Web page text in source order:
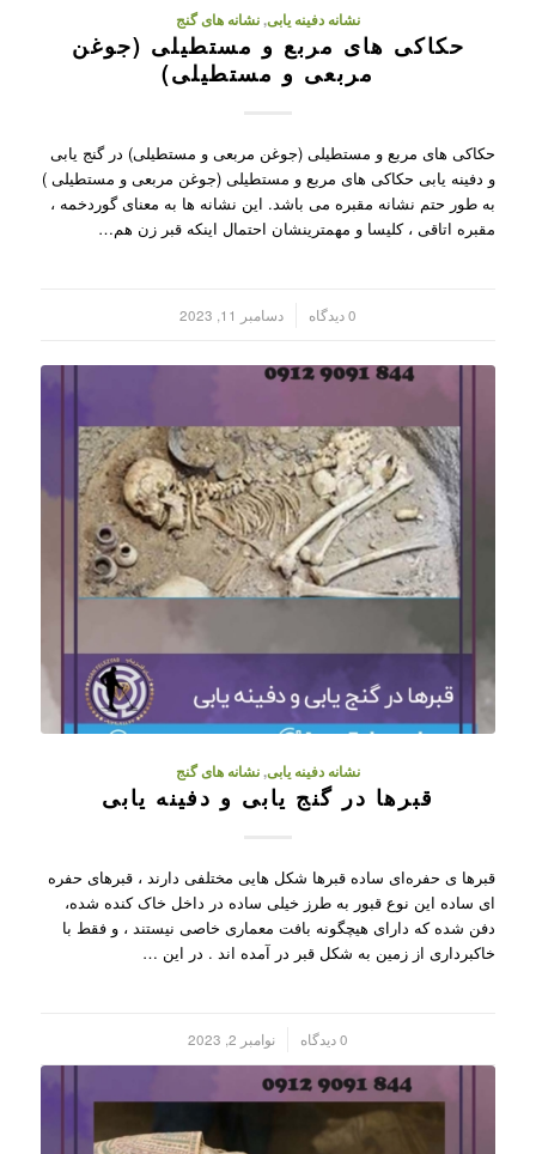
نشانه دفینه یابی,نشانه های گنج
حکاکی های مربع و مستطیلی (جوغن
مربعی و مستطیلی)
حکاکی های مربع و مستطیلی (جوغن مربعی و مستطیلی) در گنج یابی
و دفینه یابی حکاکی های مربع و مستطیلی (جوغن مربعی و مستطیلی )
به طور حتم نشانه مقبره می باشد. این نشانه ها به معنای گوردخمه ،
مقبره اتاقی ، کلیسا و مهمترینشان احتمال اینکه قبر زن هم…
0 دیدگاه دسامبر 11, 2023
نشانه دفینه یابی,نشانه های گنج
قبرها در گنج یابی و دفینه یابی
قبرها ی حفره‌ای ساده قبرها شکل هایی مختلفی دارند ، قبرهای حفره
ای ساده این نوع قبور به طرز خیلی ساده در داخل خاک کنده شده،
دفن شده که دارای هیچگونه بافت معماری خاصی نیستند ، و فقط با
خاکبرداری از زمین به شکل قبر در آمده اند . در این …
0 دیدگاه نوامبر 2, 2023